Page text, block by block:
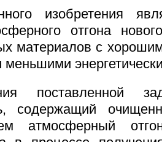
изобретения
отгона
материалов с
меньшими
поставленной
содержащий
атмосферный